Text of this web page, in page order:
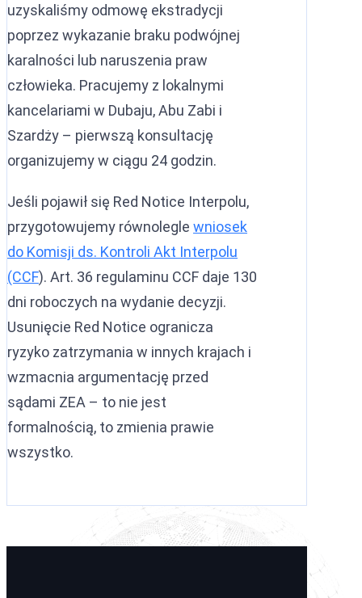
uzyskaliśmy odmowę ekstradycji
poprzez wykazanie braku podwójnej
karalności lub naruszenia praw
człowieka. Pracujemy z lokalnymi
kancelariami w Dubaju, Abu Zabi i
Szardży – pierwszą konsultację
organizujemy w ciągu 24 godzin.
Jeśli pojawił się Red Notice Interpolu,
przygotowujemy równolegle wniosek
do Komisji ds. Kontroli Akt Interpolu
(CCF). Art. 36 regulaminu CCF daje 130
dni roboczych na wydanie decyzji.
Usunięcie Red Notice ogranicza
ryzyko zatrzymania w innych krajach i
wzmacnia argumentację przed
sądami ZEA – to nie jest
formalnością, to zmienia prawie
wszystko.